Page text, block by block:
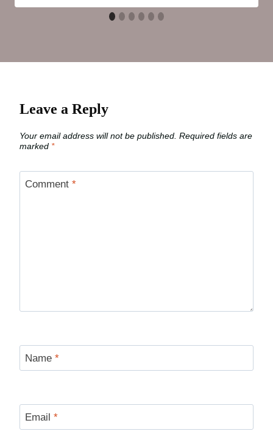
Leave a Reply
Your email address will not be published. Required fields are
marked *
Comment *
Name *
Email *